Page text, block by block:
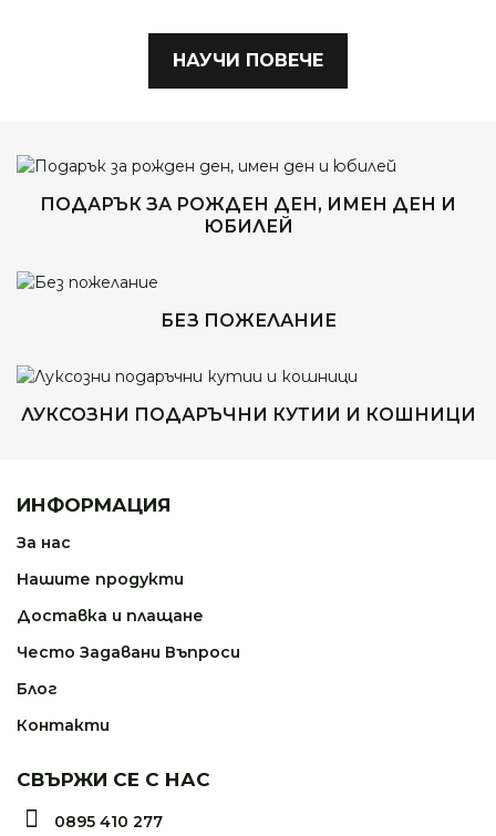
НАУЧИ ПОВЕЧЕ
ПОДАРЪК ЗА РОЖДЕН ДЕН, ИМЕН ДЕН И
ЮБИЛЕЙ
БЕЗ ПОЖЕЛАНИЕ
ЛУКСОЗНИ ПОДАРЪЧНИ КУТИИ И КОШНИЦИ
ИНФОРМАЦИЯ
За нас
Нашите продукти
Доставка и плащане
Често Задавани Въпроси
Блог
Контакти
СВЪРЖИ СЕ С НАС
0895 410 277